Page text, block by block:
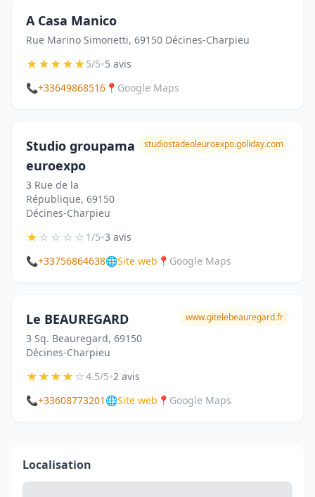
A Casa Manico
Rue Marino Simonetti, 69150 Décines-Charpieu
★★★★★5/5•5 avis
📞+33649868516 📍 Google Maps
Studio groupama
euroexpo
3 Rue de la
République, 69150
Décines-Charpieu
studiostadeoleuroexpo.goliday.com
★☆☆☆☆1/5•3 avis
📞+33756864638🌐Site web 📍 Google Maps
Le BEAUREGARD
3 Sq. Beauregard, 69150
Décines-Charpieu
www.gitelebeauregard.fr
★★★★☆4.5/5•2 avis
📞+33608773201 🌐Site web 📍 Google Maps
Localisation